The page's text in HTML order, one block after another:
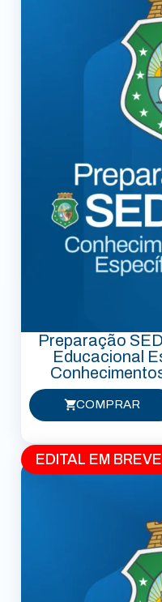
Preparação
Educacional
COMPRAR
EDITAL EM